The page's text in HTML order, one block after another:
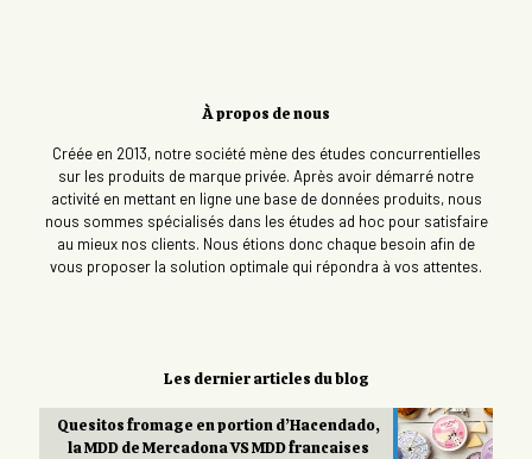
À propos de nous
Créée en 2013, notre société mène des études concurrentielles
sur les produits de marque privée. Après avoir démarré notre
activité en mettant en ligne une base de données produits, nous
nous sommes spécialisés dans les études ad hoc pour satisfaire
au mieux nos clients. Nous étions donc chaque besoin afin de
vous proposer la solution optimale qui répondra à vos attentes.
Les dernier articles du blog
Quesitos fromage en portion d’Hacendado,
la MDD de Mercadona VS MDD francaises